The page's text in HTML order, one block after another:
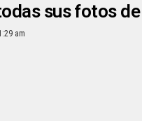
sus fotos
am